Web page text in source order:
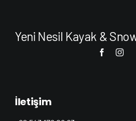
Yeni Nesil Kayak &
İletişim